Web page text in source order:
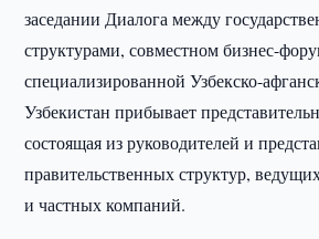
заседании Диалога между
структурами, совместном бизнес-
специализированной Узбекско-
Узбекистан прибывает
состоящая из руководителей и
правительственных структур,
и частных компаний.